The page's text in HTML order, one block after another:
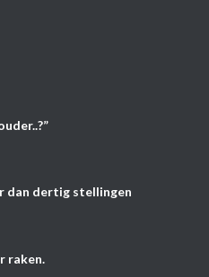
dan dertig stellingen
raken.